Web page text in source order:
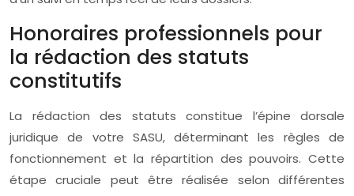
Honoraires professionnels pour
la rédaction des statuts
constitutifs
La rédaction des statuts constitue l’épine dorsale
juridique de votre SASU, déterminant les règles de
fonctionnement et la répartition des pouvoirs. Cette
étape cruciale peut être réalisée selon différentes